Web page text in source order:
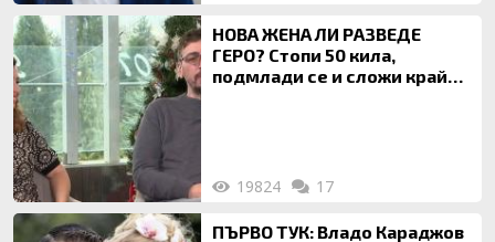
НОВА ЖЕНА ЛИ РАЗВЕДЕ
ГЕРО? Стопи 50 кила,
подмлади се и сложи край
19824 17
ПЪРВО ТУК: Владо Караджов